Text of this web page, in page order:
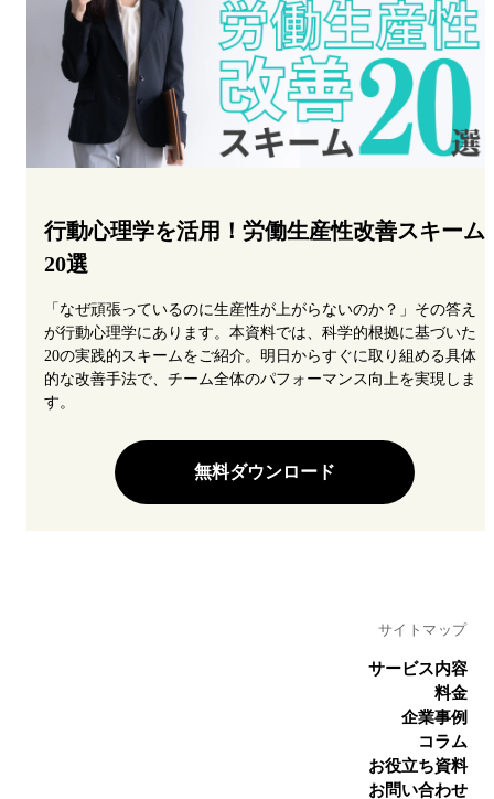
行動心理学を活用！労働生産性改善スキーム
20選
「なぜ頑張っているのに生産性が上がらないのか？」その答え
が行動心理学にあります。本資料では、科学的根拠に基づいた
20の実践的スキームをご紹介。明日からすぐに取り組める具体
的な改善手法で、チーム全体のパフォーマンス向上を実現しま
す。
無料ダウンロード
サイトマップ
サービス内容
料金
企業事例
コラム
お役立ち資料
お問い合わせ